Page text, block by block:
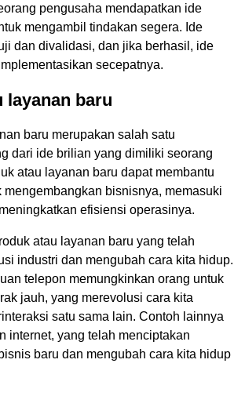
pengusaha mendapatkan ide
mengambil tindakan segera. Ide
dan divalidasi, dan jika berhasil, ide
secepatnya.
layanan baru
baru merupakan salah satu
dari ide brilian yang dimiliki seorang
atau layanan baru dapat membantu
mengembangkan bisnisnya, memasuki
efisiensi operasinya.
atau layanan baru yang telah
industri dan mengubah cara kita hidup.
telepon memungkinkan orang untuk
jauh, yang merevolusi cara kita
satu sama lain. Contoh lainnya
internet, yang telah menciptakan
baru dan mengubah cara kita hidup